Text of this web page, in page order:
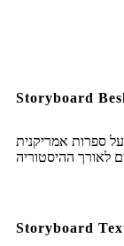
Storyboard
ספרות אמריקנית
לאורך ההיסטוריה
Storyboard